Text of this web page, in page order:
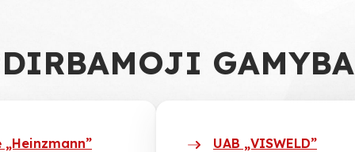
GAMYBA
UAB „VISWELD”